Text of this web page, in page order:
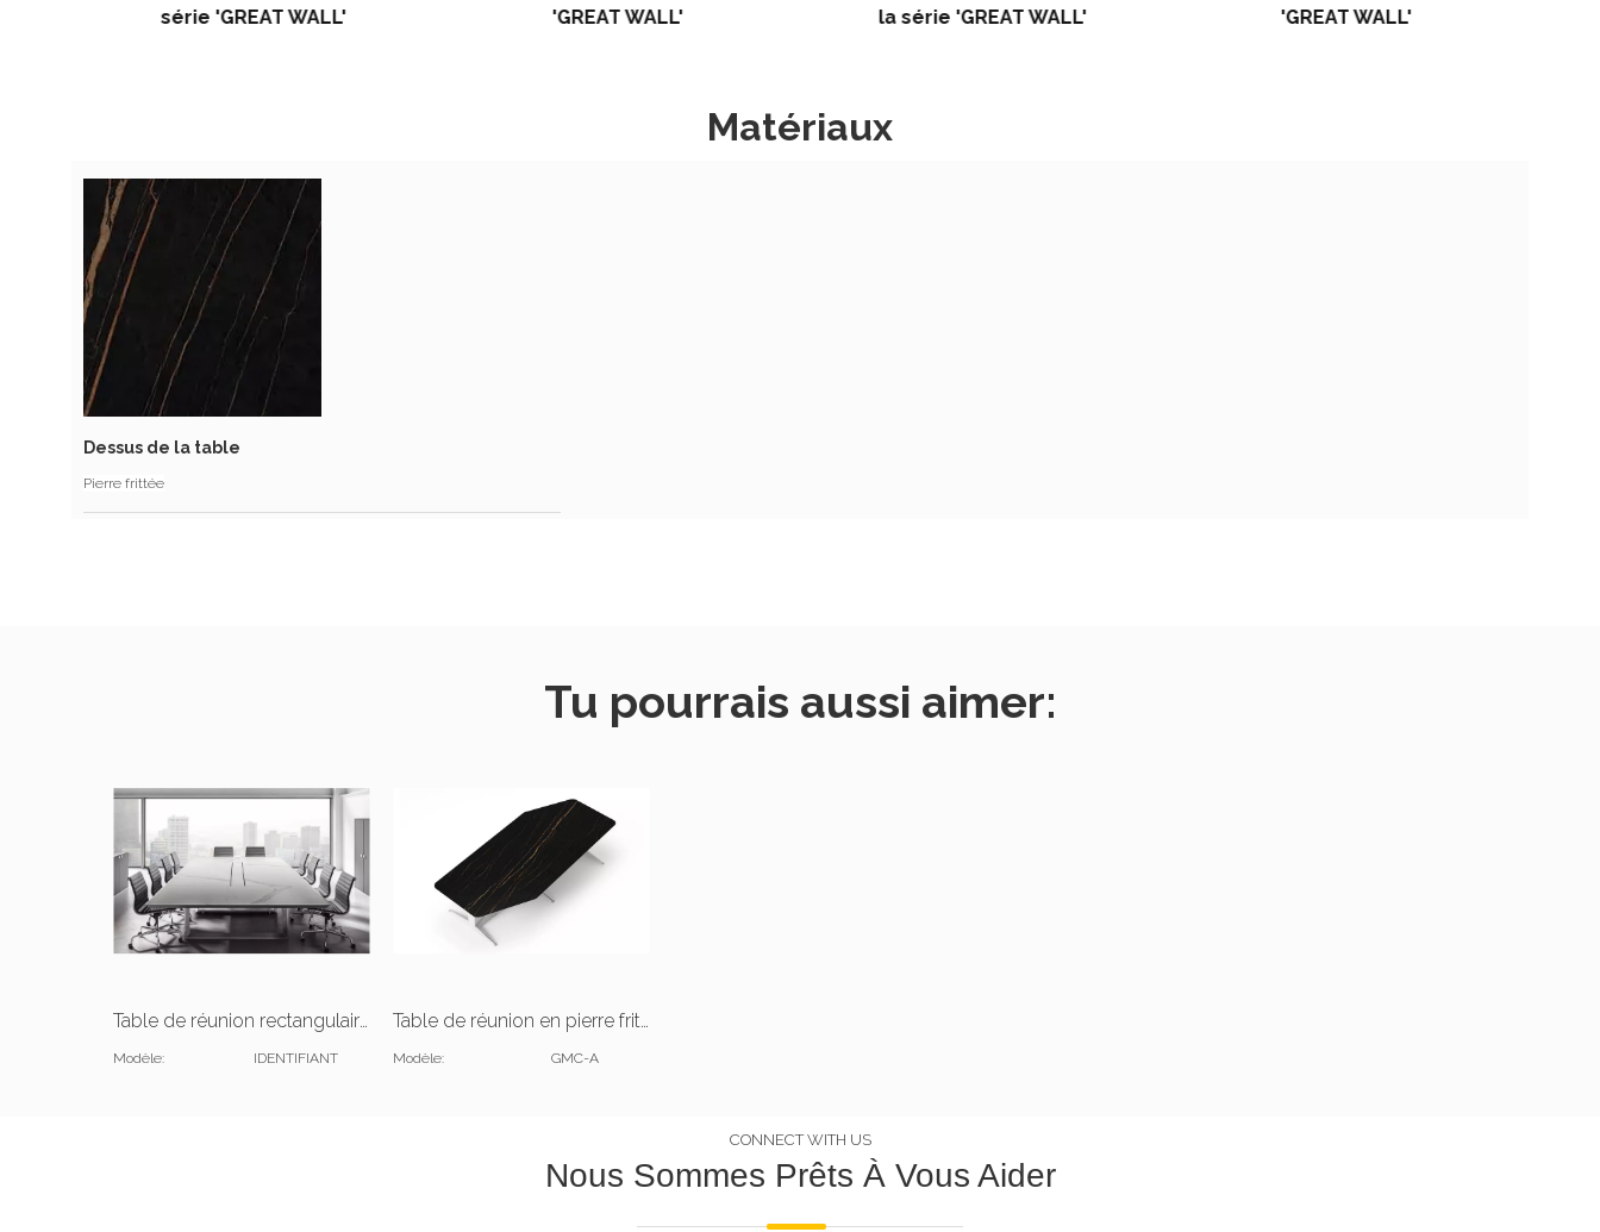
série 'GREAT WALL'
'GREAT WALL'
la série 'GREAT WALL'
'GREAT WALL'
Matériaux​​​​​​​
Dessus de la table
Pierre frittée
Tu pourrais aussi aimer:
Table de réunion rectangulaire en pierre frittée pour salle de conférence
Modèle: IDENTIFIANT
Table de réunion en pierre frittée personnalisée pour bureau
Modèle: GMC-A
CONNECT WITH US
Nous Sommes Prêts À Vous Aider